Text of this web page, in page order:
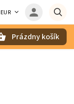
EUR
Prázdny košík